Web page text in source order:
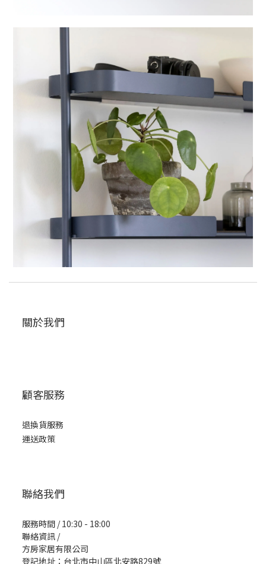
關於我們
顧客服務
退換貨服務
運送政策
聯絡我們
服務時間 / 10:30 - 18:00
聯絡資訊 /
方房家居有限公司
登記地址：台北市中山區北安路829號